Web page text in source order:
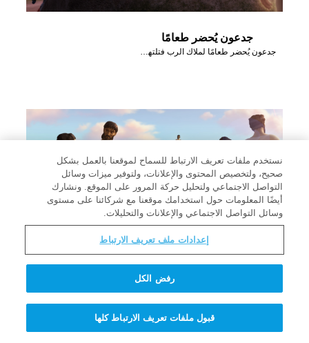
جدعون يُحضر طعامًا
جدعون يُحضر طعامًا لملاك الرب فتلتهمه النار.
الجنود الخائفون يُغادرون
جدعون يقول للجنود الخائفين أن يعودوا إلى منازلهم.
نستخدم ملفات تعريف الارتباط للسماح لموقعنا بالعمل بشكل
صحيح، ولتخصيص المحتوى والإعلانات، ولتوفير ميزات وسائل
التواصل الاجتماعي ولتحليل حركة المرور على الموقع. ونشارك
أيضًا المعلومات حول استخدامك موقعنا مع شركائنا على مستوى
وسائل التواصل الاجتماعي والإعلانات والتحليلات.
إعدادات ملف تعريف الارتباط
رفض الكل
قبول ملفات تعريف الارتباط كلها